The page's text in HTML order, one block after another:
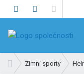
v
Zimní sporty